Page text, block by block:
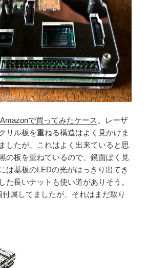
Amazonで買ってみたケース 。レーザ
リル板を重ねる構造はよく見かけま
したが、これはよく出来ていると思
の板を重ねているので、鏡面ぽく見
は基板のLEDの光がはっきり出てき
た長いナットも使い道がありそう。
属してましたが、それはまだ取り